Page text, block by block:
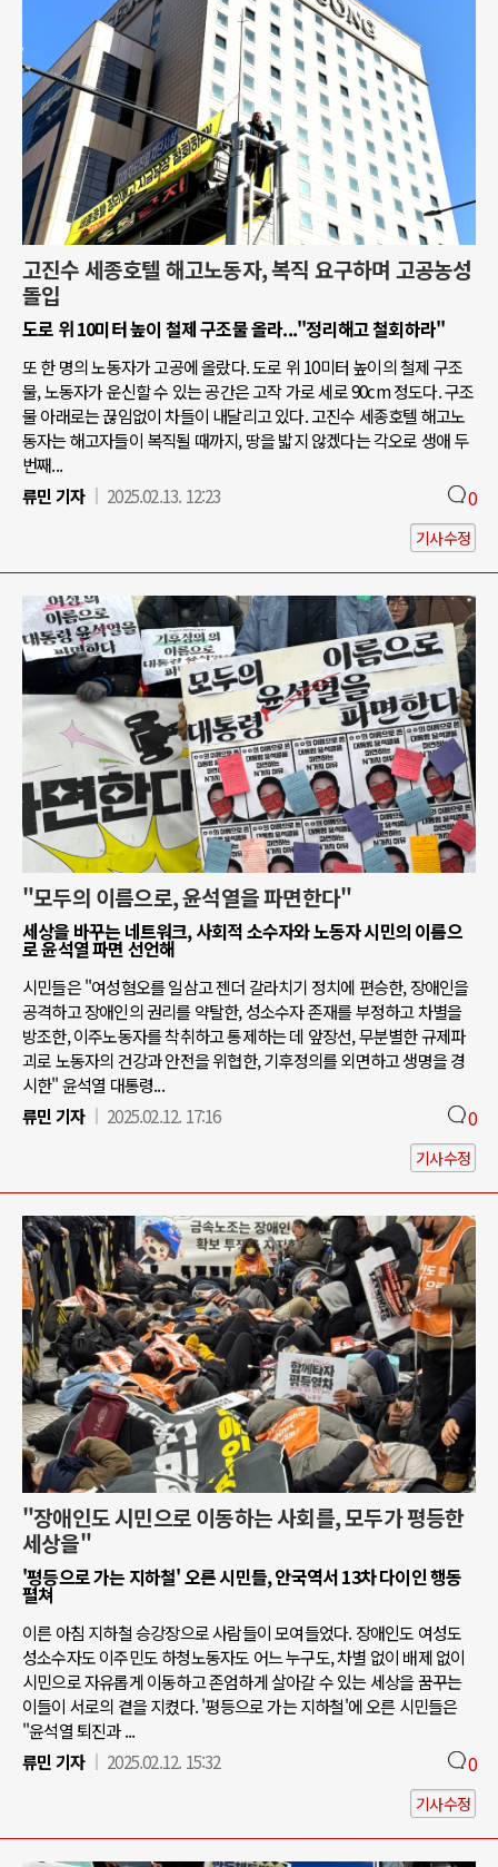
고진수 세종호텔 해고노동자, 복직 요구하며 고공농성
돌입
도로 위 10미터 높이 철제 구조물 올라..."정리해고 철회하라"
또 한 명의 노동자가 고공에 올랐다. 도로 위 10미터 높이의 철제 구조
물, 노동자가 운신할 수 있는 공간은 고작 가로 세로 90cm 정도다. 구조
물 아래로는 끊임없이 차들이 내달리고 있다. 고진수 세종호텔 해고노
동자는 해고자들이 복직될 때까지, 땅을 밟지 않겠다는 각오로 생애 두
번째...
류민 기자
2025.02.13. 12:23 0
기사수정
"모두의 이름으로, 윤석열을 파면한다"
세상을 바꾸는 네트워크, 사회적 소수자와 노동자 시민의 이름으
로 윤석열 파면 선언해
시민들은 "여성혐오를 일삼고 젠더 갈라치기 정치에 편승한, 장애인을
공격하고 장애인의 권리를 약탈한, 성소수자 존재를 부정하고 차별을
방조한, 이주노동자를 착취하고 통제하는 데 앞장선, 무분별한 규제파
괴로 노동자의 건강과 안전을 위협한, 기후정의를 외면하고 생명을 경
시한" 윤석열 대통령...
류민 기자
2025.02.12. 17:16 0
기사수정
"장애인도 시민으로 이동하는 사회를, 모두가 평등한
세상을"
'평등으로 가는 지하철' 오른 시민들, 안국역서 13차 다이인 행동
펼쳐
이른 아침 지하철 승강장으로 사람들이 모여들었다. 장애인도 여성도
성소수자도 이주민도 하청노동자도 어느 누구도, 차별 없이 배제 없이
시민으로 자유롭게 이동하고 존엄하게 살아갈 수 있는 세상을 꿈꾸는
이들이 서로의 곁을 지켰다. '평등으로 가는 지하철'에 오른 시민들은
"윤석열 퇴진과 ...
류민 기자
2025.02.12. 15:32 0
기사수정